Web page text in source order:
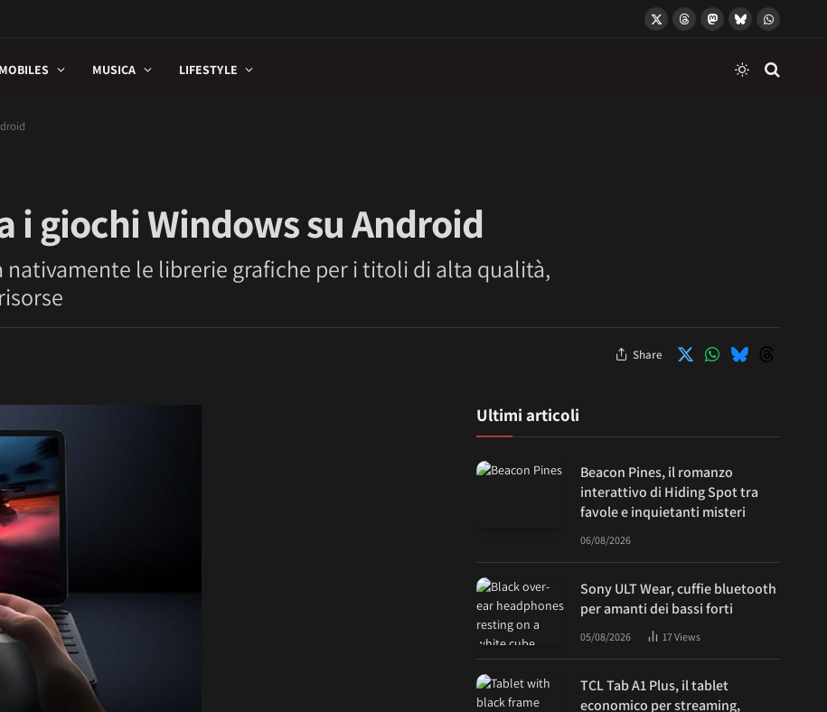
X
ThreadsMastodon
BlueskyWhatsApp
MOBILES MUSICA LIFESTYLE
i giochi Windows su Android
le librerie grafiche per i titoli di alta qualità,
Share
Ultimi articoli
Beacon Pines, il romanzo
interattivo di Hiding Spot tra
favole e inquietanti misteri
06/08/2026
Sony ULT Wear, cuffie bluetooth
per amanti dei bassi forti
05/08/2026 17Views
TCL Tab A1 Plus, il tablet
economico per streaming,